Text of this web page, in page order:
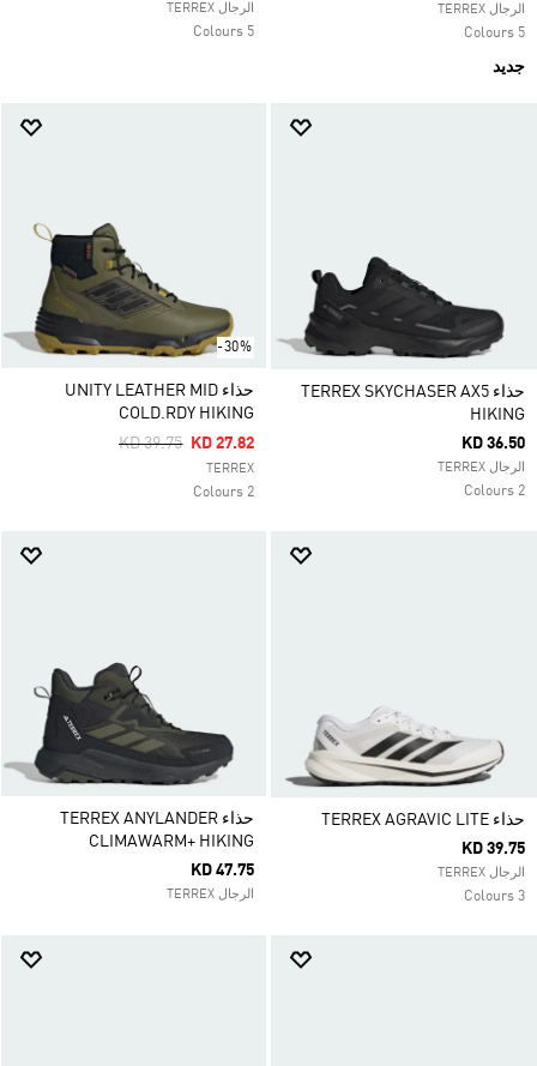
الرجال TERREX
5 Colours
جديد
الرجال TERREX
5 Colours
حذاء TERREX SKYCHASER AX5
HIKING
KD 36.50
الرجال TERREX
2 Colours
-30%
حذاء UNITY LEATHER MID
COLD.RDY HIKING
Price Reduced From
KD 39.75ToKD 27.82
TERREX
2 Colours
حذاء TERREX AGRAVIC LITE
KD 39.75
الرجال TERREX
3 Colours
حذاء TERREX ANYLANDER
CLIMAWARM+ HIKING
KD 47.75
الرجال TERREX